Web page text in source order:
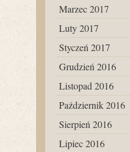
Marzec 2017
Luty 2017
Styczeń 2017
Grudzień 2016
Listopad 2016
Październik 2016
Sierpień 2016
Lipiec 2016